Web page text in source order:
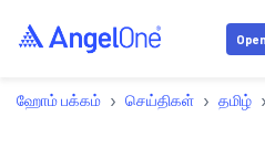
ஹோம் பக்கம் › செய்திகள் › தமிழ் ›